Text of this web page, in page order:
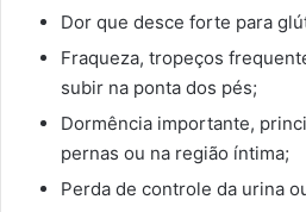
Dor que desce forte para
Fraqueza, tropeços
subir na ponta dos pés;
Dormência importante,
pernas ou na região íntima;
Perda de controle da urina